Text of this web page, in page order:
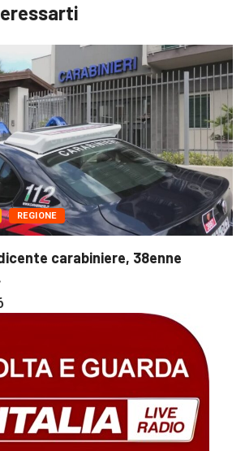
REGIONE
carabiniere, 38enne